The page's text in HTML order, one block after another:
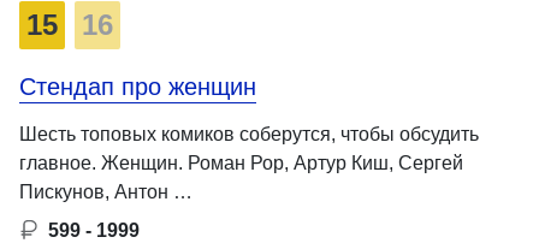
15 16
Стендап про женщин
Шесть топовых комиков соберутся, чтобы обсудить
главное. Женщин. Роман Рор, Артур Киш, Сергей
Пискунов, Антон …
599 - 1999